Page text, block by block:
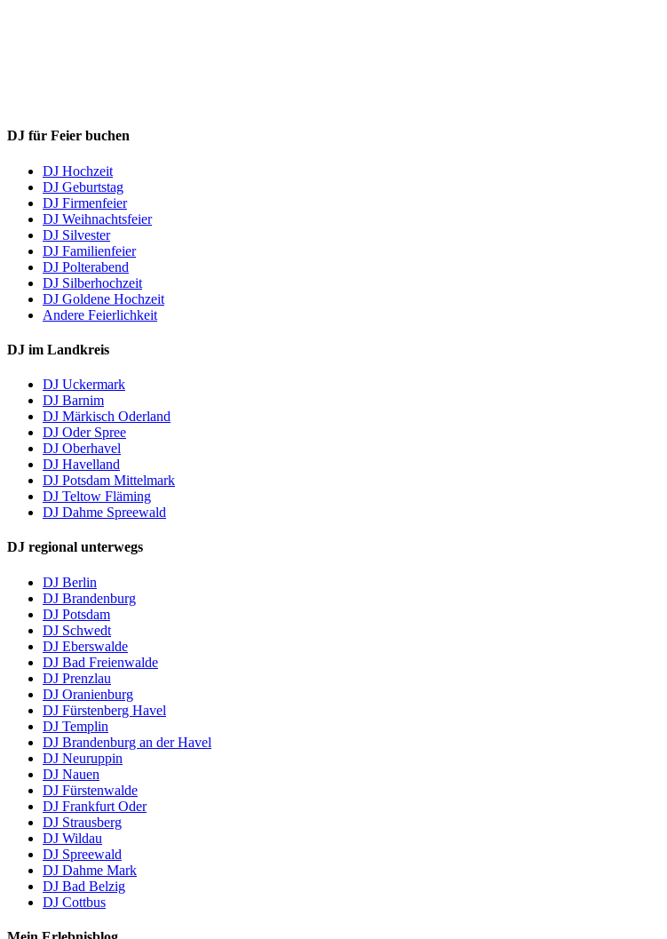
DJ für Feier buchen
DJ Hochzeit
DJ Geburtstag
DJ Firmenfeier
DJ Weihnachtsfeier
DJ Silvester
DJ Familienfeier
DJ Polterabend
DJ Silberhochzeit
DJ Goldene Hochzeit
Andere Feierlichkeit
DJ im Landkreis
DJ Uckermark
DJ Barnim
DJ Märkisch Oderland
DJ Oder Spree
DJ Oberhavel
DJ Havelland
DJ Potsdam Mittelmark
DJ Teltow Fläming
DJ Dahme Spreewald
DJ regional unterwegs
DJ Berlin
DJ Brandenburg
DJ Potsdam
DJ Schwedt
DJ Eberswalde
DJ Bad Freienwalde
DJ Prenzlau
DJ Oranienburg
DJ Fürstenberg Havel
DJ Templin
DJ Brandenburg an der Havel
DJ Neuruppin
DJ Nauen
DJ Fürstenwalde
DJ Frankfurt Oder
DJ Strausberg
DJ Wildau
DJ Spreewald
DJ Dahme Mark
DJ Bad Belzig
DJ Cottbus